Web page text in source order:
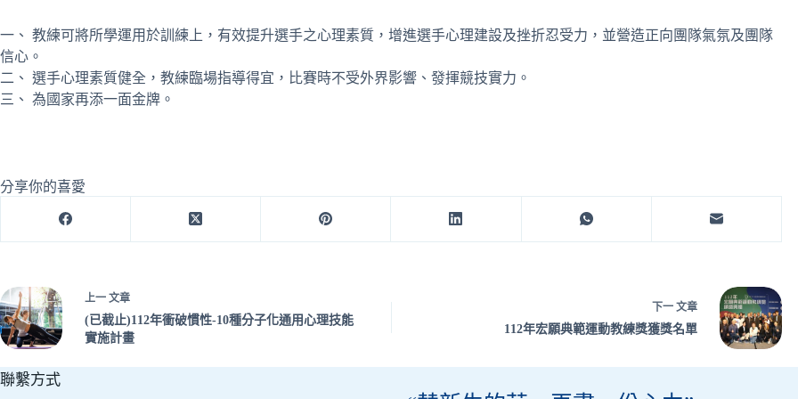
一、 教練可將所學運用於訓練上，有效提升選手之心理素質，增進選手心理建設及挫折忍受力，並營造正向團隊氣氛及團隊
信心。
二、 選手心理素質健全，教練臨場指導得宜，比賽時不受外界影響、發揮競技實力。
三、 為國家再添一面金牌。
分享你的喜愛
上一 文章
(已截止)112年衝破慣性-10種分子化通用心理技能
實施計畫
下一 文章
112年宏願典範運動教練獎獲獎名單
聯繫方式